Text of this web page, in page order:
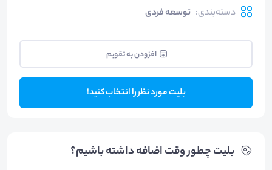
دسته‌بندی: توسعه فردی
افزودن به تقویم
بلیت مورد نظر را انتخاب کنید!
بلیت‌ چطور وقت اضافه داشته باشیم؟